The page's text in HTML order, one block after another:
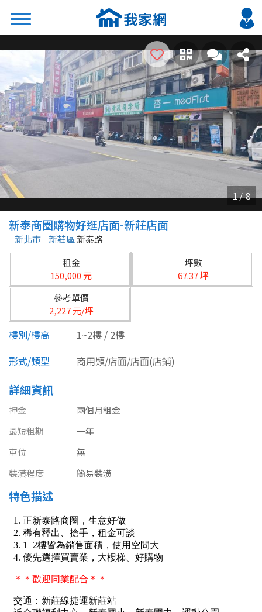
搜尋
熱門關鍵字
2026 台北降價好屋限量釋出
2026 新北降價好屋限量釋出
2026 台中降價好屋限量釋出
2026 台南降價好屋限量釋出
縣市
不限
台北市
基隆市
新北市
宜蘭縣
桃園市
苗栗縣
台中市
南投縣
雲林縣
嘉義市
嘉義縣
區域
類型(可複選)
不拘
透天厝
廠辦 倉庫
坪數
不拘
20坪以下
40~50 坪
新泰商圈購物好逛店面-新莊店面
新北市 新莊區新泰路
租金
150,000 元
坪數
67.37 坪
參考單價
2,227 元/坪
樓別/樓高
1~2樓 / 2樓
形式/類型
商用類/店面/店面(店鋪)
詳細資訊
押金
兩個月租金
最短租期
一年
車位
無
裝潢程度
簡易裝潢
特色描述